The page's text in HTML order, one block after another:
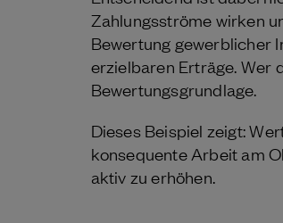
Zahlungsströme wirken
Bewertung gewerblicher
erzielbaren Erträge. Wer
Bewertungsgrundlage.
Dieses Beispiel zeigt:
konsequente Arbeit am
aktiv zu erhöhen.